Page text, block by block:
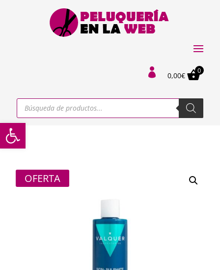
Abrir barra de herramientas
 0,00€
0
Búsqueda
productos
OFERTA